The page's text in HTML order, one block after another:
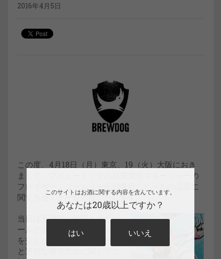
2016年4月5日
この度、4月18日（月）東京、19（火）大阪におき
まして、ブリュードッグの品質管理マネージャーの
フレイザー・ゴームリー氏が来日しビールの品質に
関するセミナーを開催いたします。
当日は不適切に管理されたビ
ールとの比較テイスティング
を交えながら、ビールの特性
と適切な保存方法に関してご
このサイトはお酒に関する内容を含んでいます。
あなたは20歳以上ですか？
はい いいえ